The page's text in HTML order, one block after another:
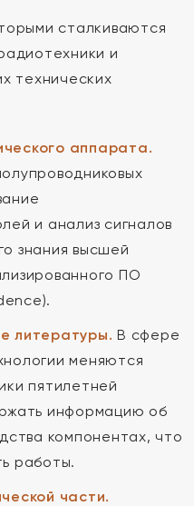
сталкиваются
и
технических
аппарата.
и анализ сигналов
знания высшей
ПО
литературы. В сфере
меняются
пятилетней
информацию об
компонентах, что
работы.
части.